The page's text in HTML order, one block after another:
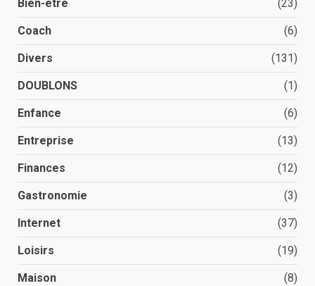
Bien-être (23)
Coach (6)
Divers (131)
DOUBLONS (1)
Enfance (6)
Entreprise (13)
Finances (12)
Gastronomie (3)
Internet (37)
Loisirs (19)
Maison (8)